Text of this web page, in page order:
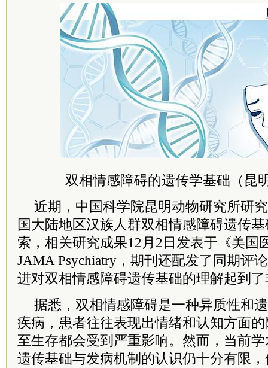
双相情感障碍的遗传学基础（昆
近期，中国科学院昆明动物研究所研
国大陆地区汉族人群双相情感障碍遗传
索，相关研究成果12月2日发表于《美国
JAMA Psychiatry，期刊还配发了同期评
进对双相情感障碍遗传基础的理解起到
据悉，双相情感障碍是一种异质性和
疾病，患者往往表现出情绪和认知方面
至生存都会受到严重影响。然而，当前
遗传基础与发病机制的认识仍十分有限